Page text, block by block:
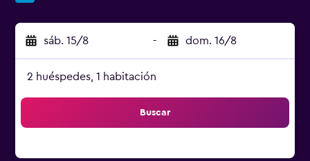
sáb. 15/8 - dom. 16/8
2 huéspedes, 1 habitación
Buscar